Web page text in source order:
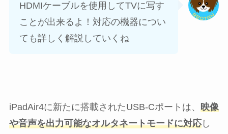
HDMIケーブルを使用してTVに写す
ことが出来るよ！対応の機器につい
ても詳しく解説していくね
iPadAir4に新たに搭載されたUSB-Cポートは、 映像
や音声を出力可能なオルタネートモードに対応し